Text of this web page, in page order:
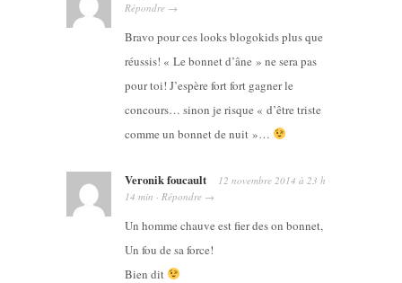
Répondre →
Bravo pour ces looks blogokids plus que
réussis! « Le bonnet d’âne » ne sera pas
pour toi! J’espère fort fort gagner le
concours… sinon je risque « d’être triste
comme un bonnet de nuit »…
Veronik foucault 12 novembre 2014 à 23 h
14 min · Répondre →
Un homme chauve est fier des on bonnet,
Un fou de sa force!
Bien dit